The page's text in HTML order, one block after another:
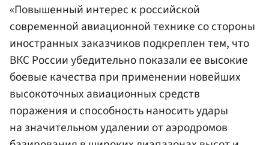
«Повышенный интерес к российской
современной авиационной технике со стороны
иностранных заказчиков подкреплен тем, что
ВКС России убедительно показали ее высокие
боевые качества при применении новейших
высокоточных авиационных средств
поражения и способность наносить удары
на значительном удалении от аэродромов